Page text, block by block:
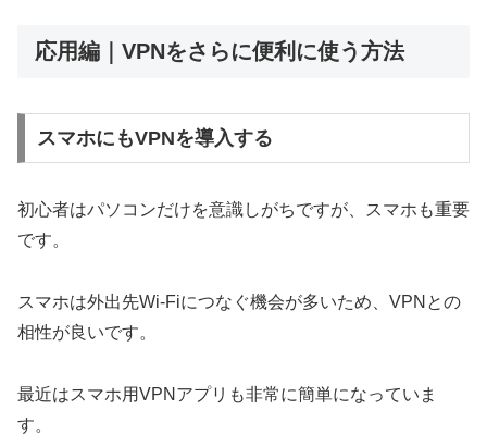
応用編｜VPNをさらに便利に使う方法
スマホにもVPNを導入する
初心者はパソコンだけを意識しがちですが、スマホも重要
です。
スマホは外出先Wi-Fiにつなぐ機会が多いため、VPNとの
相性が良いです。
最近はスマホ用VPNアプリも非常に簡単になっていま
す。